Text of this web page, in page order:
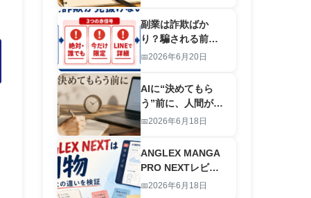
仕組み
副業は詐欺ばか
り？騙される前に
｜怪しい案件を”登
ェックリスト
【2026】
2026年6月20日
AIに“決めてもら
う”前に、人間が決
めること｜お金と
2026年6月18日
ANGLEX MANGA
PRO NEXTレビュ
ー｜旧版との違い
2026年6月18日